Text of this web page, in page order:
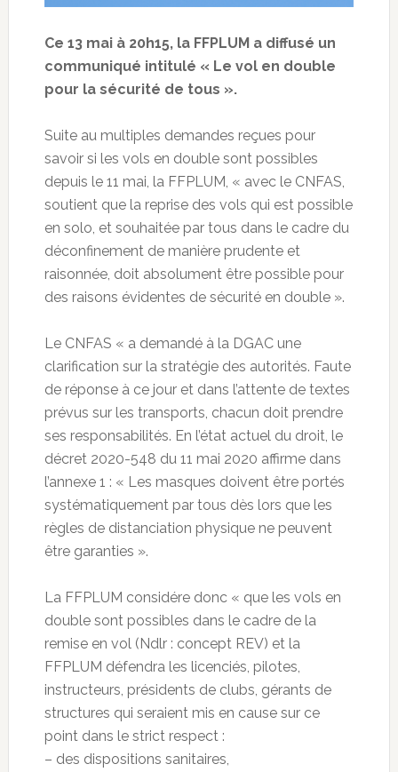
Ce 13 mai à 20h15, la FFPLUM a diffusé un
communiqué intitulé « Le vol en double
pour la sécurité de tous ».
Suite au multiples demandes reçues pour
savoir si les vols en double sont possibles
depuis le 11 mai, la FFPLUM, « avec le CNFAS,
soutient que la reprise des vols qui est possible
en solo, et souhaitée par tous dans le cadre du
déconfinement de manière prudente et
raisonnée, doit absolument être possible pour
des raisons évidentes de sécurité en double ».
Le CNFAS « a demandé à la DGAC une
clarification sur la stratégie des autorités. Faute
de réponse à ce jour et dans l’attente de textes
prévus sur les transports, chacun doit prendre
ses responsabilités. En l’état actuel du droit, le
décret 2020-548 du 11 mai 2020 affirme dans
l’annexe 1 : « Les masques doivent être portés
systématiquement par tous dès lors que les
règles de distanciation physique ne peuvent
être garanties ».
La FFPLUM considére donc « que les vols en
double sont possibles dans le cadre de la
remise en vol (Ndlr : concept REV) et la
FFPLUM défendra les licenciés, pilotes,
instructeurs, présidents de clubs, gérants de
structures qui seraient mis en cause sur ce
point dans le strict respect :
– des dispositions sanitaires,